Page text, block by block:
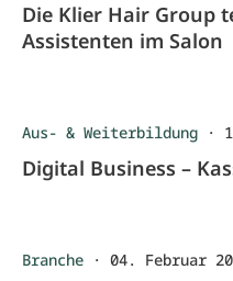
Die Klier Hair Group
Assistenten im Salon
Aus- & Weiterbildung ·
Digital Business –
Branche · 04. Februar